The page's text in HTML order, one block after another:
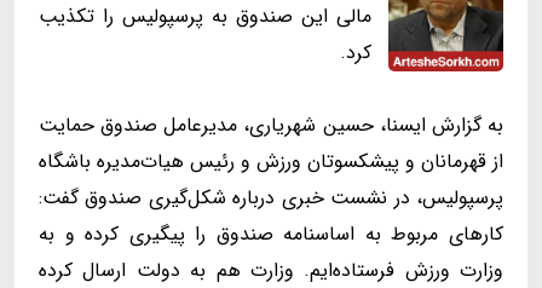
مالی این صندوق به پرسپولیس را تکذیب
کرد.
به گزارش ایسنا، حسین شهریاری، مدیرعامل صندوق حمایت
از قهرمانان و پیشکسوتان ورزش و رئیس هیات‌مدیره باشگاه
پرسپولیس، در نشست خبری درباره شکل‌گیری صندوق گفت:
کارهای مربوط به اساسنامه صندوق را پیگیری کرده‌ و به
وزارت ورزش فرستاده‌ایم. وزارت هم به دولت ارسال کرده